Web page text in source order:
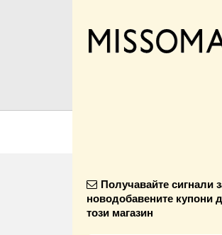
Получавайте сигнали
новодобавените купони
този магазин